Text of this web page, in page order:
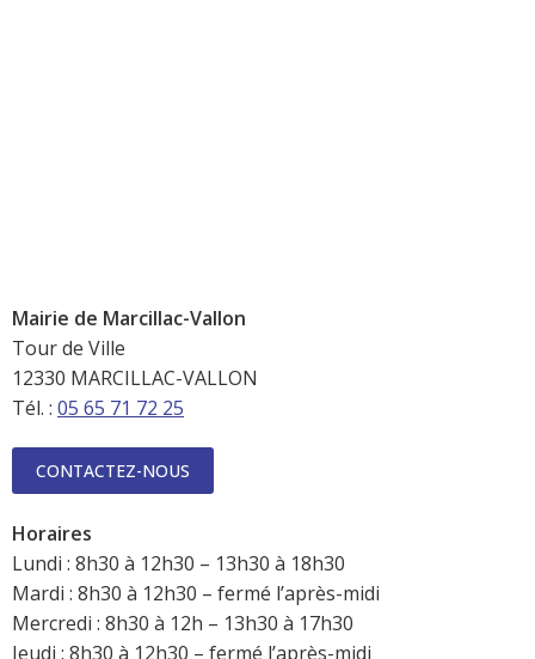
Mairie de Marcillac-Vallon
Tour de Ville
12330 MARCILLAC-VALLON
Tél. : 05 65 71 72 25
CONTACTEZ-NOUS
Horaires
Lundi : 8h30 à 12h30 – 13h30 à 18h30
Mardi : 8h30 à 12h30 – fermé l’après-midi
Mercredi : 8h30 à 12h – 13h30 à 17h30
Jeudi : 8h30 à 12h30 – fermé l’après-midi